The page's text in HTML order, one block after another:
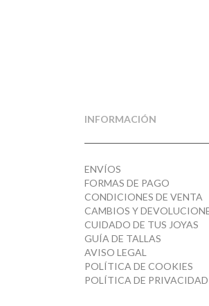
INFORMACIÓN
ENVÍOS
FORMAS DE PAGO
CONDICIONES DE VENTA
CAMBIOS Y
CUIDADO DE TUS JOYAS
GUÍA DE TALLAS
AVISO LEGAL
POLÍTICA DE COOKIES
POLÍTICA DE PRIVACIDAD